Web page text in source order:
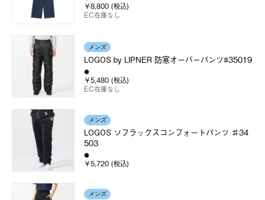
￥8,800 (税込)
EC在庫なし
メンズ
LOGOS by LIPNER 防寒オーバーパンツ#35019
￥5,480 (税込)
EC在庫なし
メンズ
LOGOS ソフラックスコンフォートパンツ ♯34
503
￥5,720 (税込)
メンズ